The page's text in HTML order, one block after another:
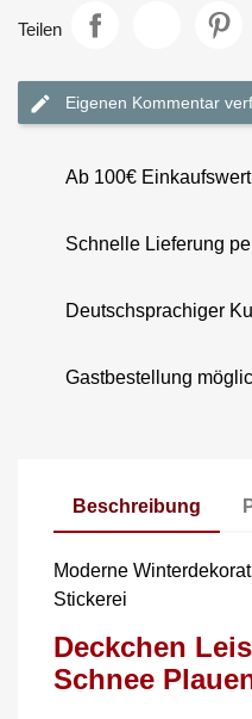
Teilen
Eigenen Kommentar
Ab 100€
Schnelle Lieferung
Deutschsprachiger
Gastbestellung
Beschreibung
Moderne
Stickerei
Deckchen
Schnee